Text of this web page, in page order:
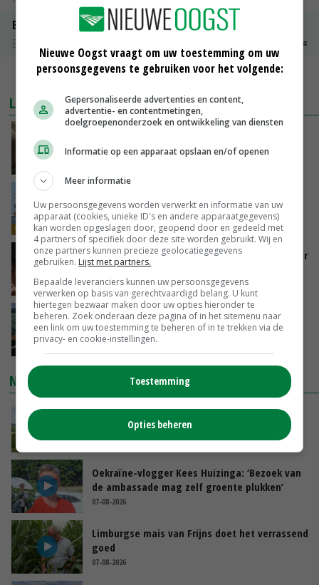
Boeren Gouda 12 kg
Boerenkaas
MEER MARKTPRIJZEN
LAATSTE NIEUWS
zorgen voor meer balans’
groot: Nederland in Europese top
GISTEREN, 15:33
Vlaamse varkensstapel krimpt, pluimveesector
groeit door schaalvergroting
GISTEREN, 15:20
‘Cijfer jezelf niet weg en doe vooral ook waar
je gelukkig van wordt’
GISTEREN, 13:31
NIEUWSTE VIDEO'S
POAH!: John Deere 7730
GISTEREN, 10:00
Oekraïne-vlogger Kees Huizinga: ‘Bezoek van
de ambassade mag zelf groente plukken’
07-08-2026
Limburgse mais van Frijns doet het verrassend
goed
07-08-2026
Nieuwe Oogst vraagt om uw toestemming om uw
persoonsgegevens te gebruiken voor het volgende:
Gepersonaliseerde advertenties en content,
advertentie- en contentmetingen,
doelgroepenonderzoek en ontwikkeling van diensten
Informatie op een apparaat opslaan en/of openen
Meer informatie
Uw persoonsgegevens worden verwerkt en informatie van uw
apparaat (cookies, unieke ID's en andere apparaatgegevens)
kan worden opgeslagen door, geopend door en gedeeld met
4 partners of specifiek door deze site worden gebruikt. Wij en
onze partners kunnen precieze geolocatiegegevens
gebruiken. Lijst met partners.
Bepaalde leveranciers kunnen uw persoonsgegevens
verwerken op basis van gerechtvaardigd belang. U kunt
hiertegen bezwaar maken door uw opties hieronder te
beheren. Zoek onderaan deze pagina of in het sitemenu naar
een link om uw toestemming te beheren of in te trekken via de
privacy- en cookie-instellingen.
Toestemming
Opties beheren